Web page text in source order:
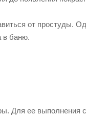
от простуды.
в баню.
Для ее выполнения